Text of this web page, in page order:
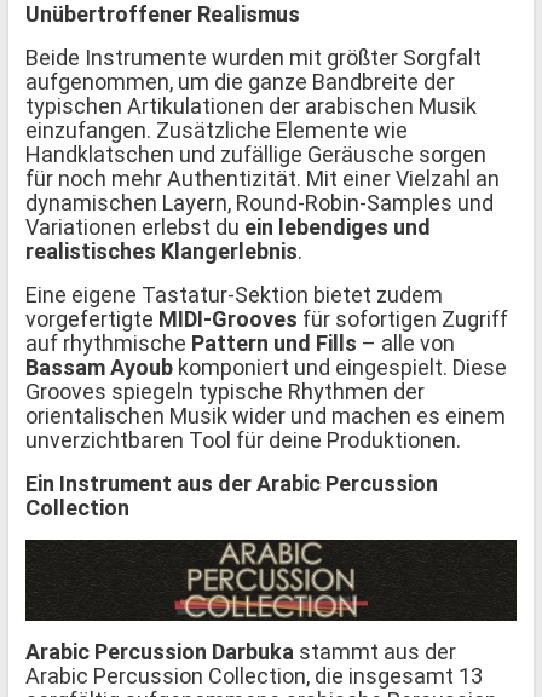
Unübertroffener Realismus
Beide Instrumente wurden mit größter Sorgfalt
aufgenommen, um die ganze Bandbreite der
typischen Artikulationen der arabischen Musik
einzufangen. Zusätzliche Elemente wie
Handklatschen und zufällige Geräusche sorgen
für noch mehr Authentizität. Mit einer Vielzahl an
dynamischen Layern, Round-Robin-Samples und
Variationen erlebst du ein lebendiges und
realistisches Klangerlebnis.
Eine eigene Tastatur-Sektion bietet zudem
vorgefertigte MIDI-Grooves für sofortigen Zugriff
auf rhythmische Pattern und Fills – alle von
Bassam Ayoub komponiert und eingespielt. Diese
Grooves spiegeln typische Rhythmen der
orientalischen Musik wider und machen es einem
unverzichtbaren Tool für deine Produktionen.
Ein Instrument aus der Arabic Percussion
Collection
Arabic Percussion Darbuka stammt aus der
Arabic Percussion Collection, die insgesamt 13